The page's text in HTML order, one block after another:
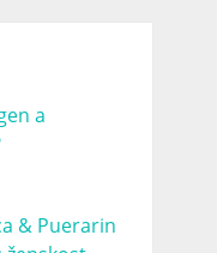
a
& Puerarin